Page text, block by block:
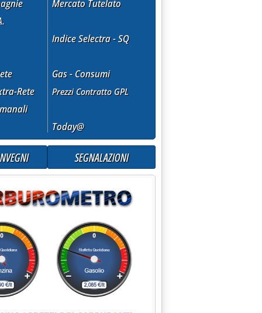
alla razionalizzazione'
scaricano costi su imprese” '
Rete
Mercato Tutelato
Indice Selectra - SQ
Gas - Consumi
Prezzi Contratto GPL
Today@
SEGNALAZIONI